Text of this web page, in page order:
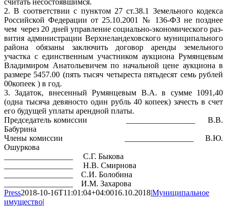
считать несостоявшимся.
2. В соответствии с пунктом 27 ст.38.1 Земельного кодекса
Российской Федерации от 25.10.2001 № 136-ФЗ не позднее
чем через 20 дней управление социально-экономического раз-
вития администрации Верхнеландеховского муниципального
района обязаны заключить договор аренды земельного
участка с единственным участником аукциона Румянцевым
Владимиром Анатольевичем по начальной цене аукциона в
размере 5457.00 (пять тысяч четыреста пятьдесят семь рублей
00копеек ) в год.
3. Задаток, внесенный Румянцевым В.А. в сумме 1091,40
(одна тысяча девяносто один рубль 40 копеек) зачесть в счет
его будущей уплаты арендной платы.
Председатель комиссии _________________ В.В.
Бабурина
Члены комиссии _________________ В.Ю.
Ошуркова
_________________ С.Г. Быкова
_________________ Н.В. Смирнова
_________________ С.И. Болобина
_________________ И.М. Захарова
Press2018-10-16T11:01:04+04:0016.10.2018|Муниципальное
имущество|